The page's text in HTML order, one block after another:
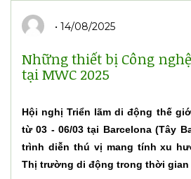
14/08/2025
Những thiết bị Công
tại MWC 2025
Hội nghị Triển lãm di động thế
từ 03 - 06/03 tại Barcelona (Tây
trình diễn thú vị mang tính xu
Thị trường di động trong thời gian